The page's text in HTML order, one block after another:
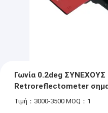
Γωνία 0.2deg
Retroreflectometer
Τιμή：3000-3500 MOQ：1